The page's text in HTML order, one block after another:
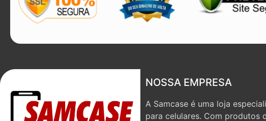
NOSSA EMPRESA
A Samcase é uma loja
para celulares. Com produtos